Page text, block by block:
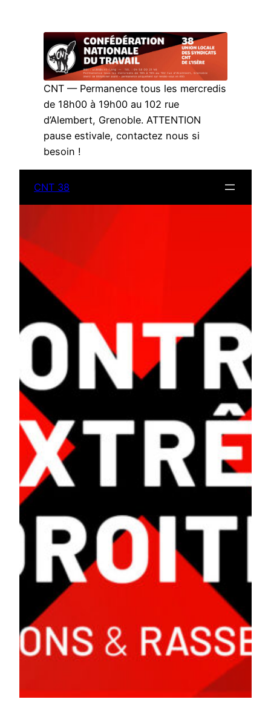
CNT — Permanence tous les mercredis
de 18h00 à 19h00 au 102 rue
d’Alembert, Grenoble. ATTENTION
pause estivale, contactez nous si
besoin !
CNT 38